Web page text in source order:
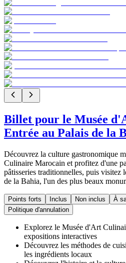
Billet pour le Musée
Entrée au Palais de la
Découvrez la culture gastronomique
Culinaire Marocain et profitez d'une
pâtisseries traditionnelles, puis visitez
de la Bahia, l'un des plus beaux
Points forts Inclus Non inclus
À
Politique d'annulation
Explorez le Musée d'Art
expositions interactives
Découvrez les méthodes de
les ingrédients locaux